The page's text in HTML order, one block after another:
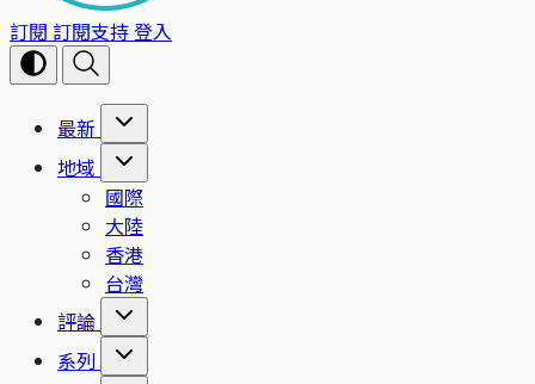
訂閱 訂閱支持登入
最新
地域
國際
大陸
香港
台灣
評論
系列